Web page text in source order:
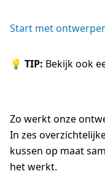
Start met
💡 TIP: Bekijk ook
Zo werkt onze
In zes
kussen op maat
het werkt.